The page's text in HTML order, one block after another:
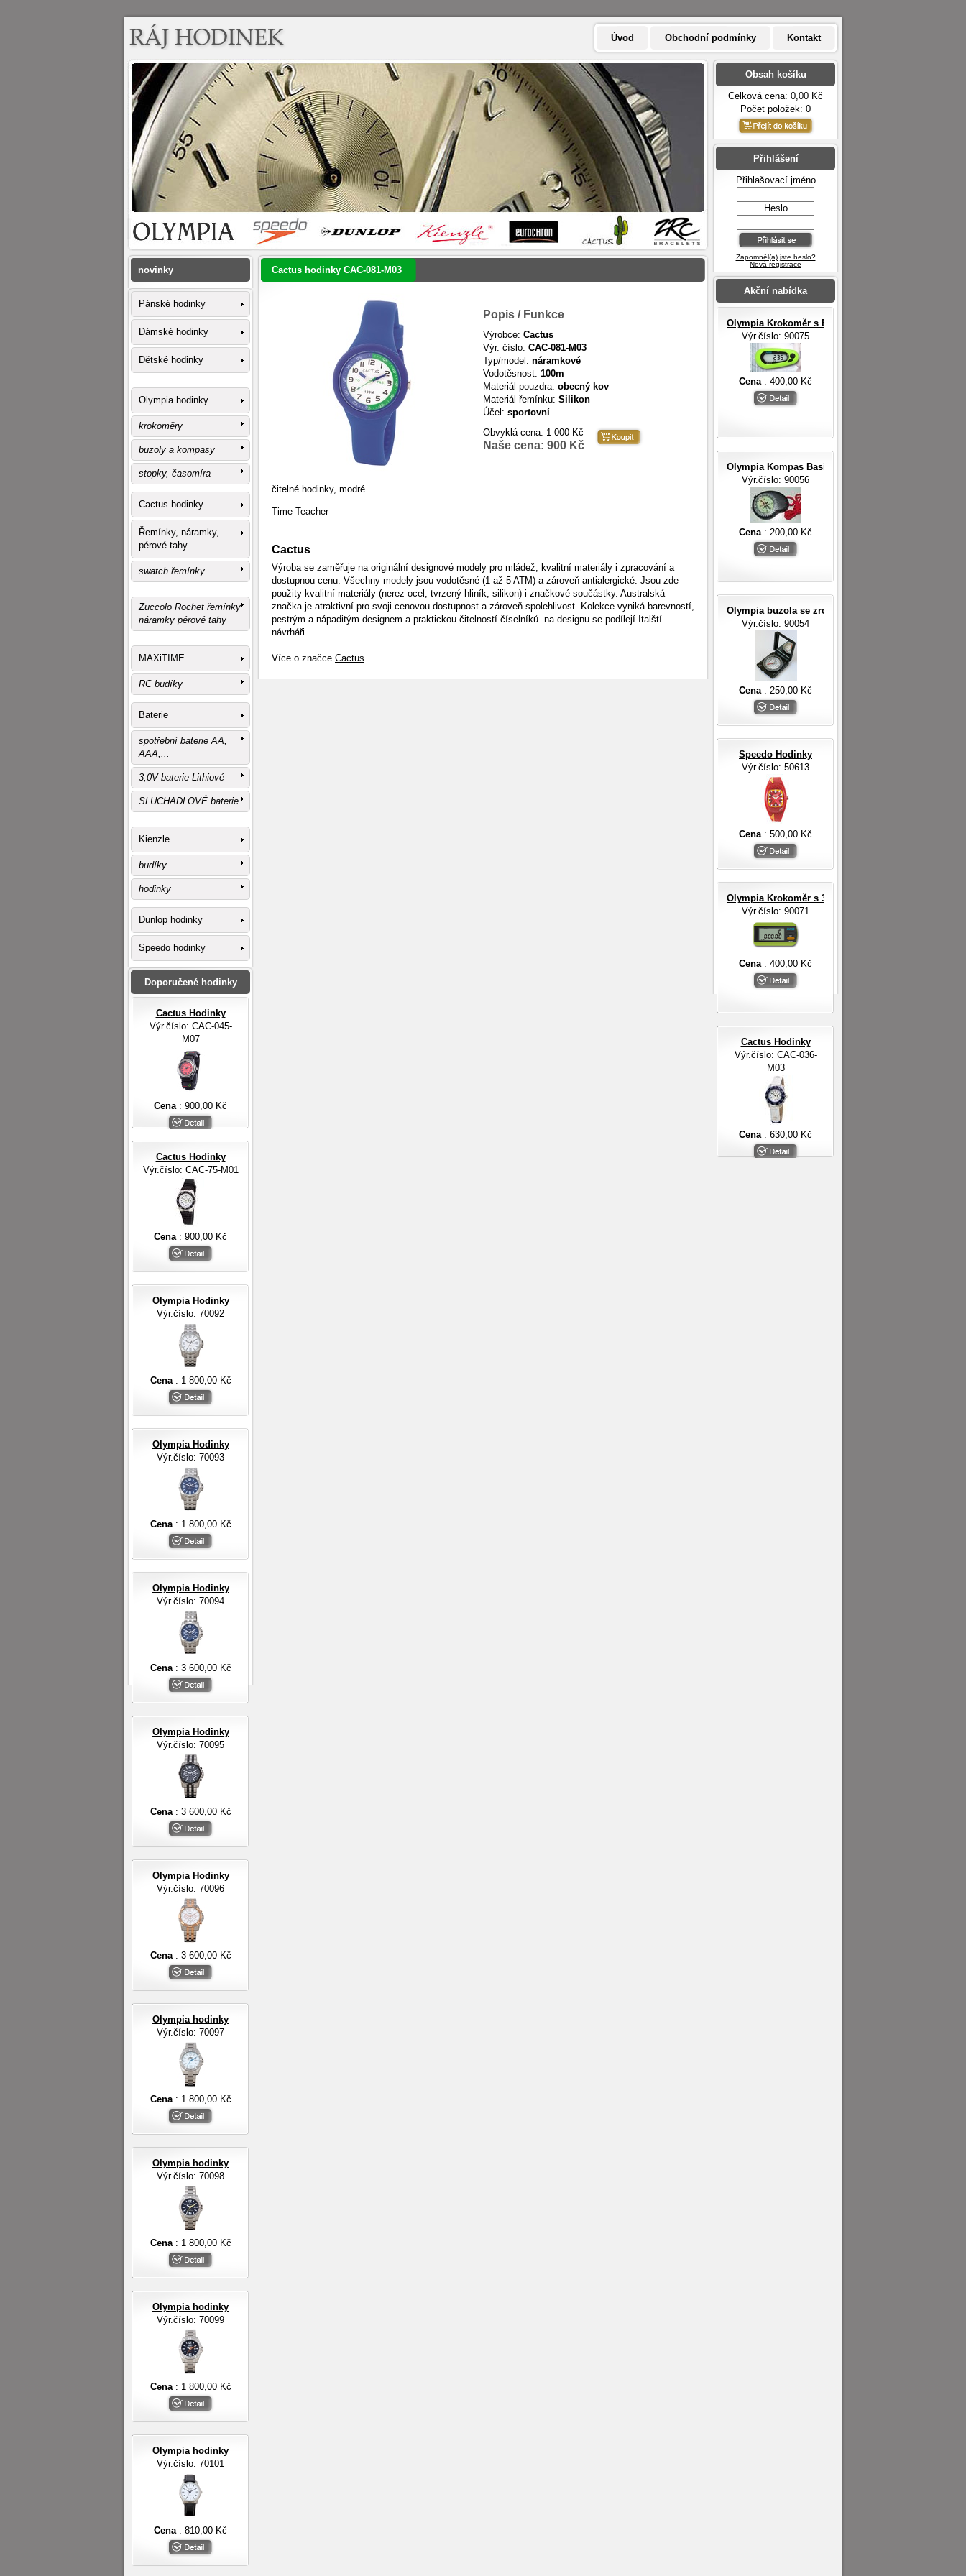
Cactus hodinky CAC-081-M03
Popis / Funkce
Výrobce: Cactus
Výr. číslo: CAC-081-M03
Typ/model: náramkové
Vodotěsnost: 100m
Materiál pouzdra: obecný kov
Materiál řemínku: Silikon
Účel: sportovní
Obvyklá cena:1 000 Kč
Naše cena: 900 Kč
čitelné hodinky, modré
Time-Teacher
Cactus
Výroba se zaměřuje na originální designové modely pro mládež, kvalitní materiály i zpracování a
dostupnou cenu. Všechny modely jsou vodotěsné (1 až 5 ATM) a zároveň antialergické. Jsou zde
použity kvalitní materiály (nerez ocel, tvrzený hliník, silikon) i značkové součástky. Australská
značka je atraktivní pro svoji cenovou dostupnost a zároveň spolehlivost. Kolekce vyniká barevností,
pestrým a nápaditým designem a praktickou čitelností číselníků. na designu se podílejí Italští
návrháři.
Více o značce Cactus
Obsah košíku
Celková cena: 0,00 Kč
Počet položek: 0
Přihlášení
Přihlašovací jméno
Heslo
Zapomněl(a) jste heslo?
Nová registrace
Akční nabídka
Olympia Krokoměr s EL osvětlením
Výr.číslo: 90075
Cena : 400,00 Kč
Olympia Kompas Basic s LED svítilnou
Výr.číslo: 90056
Cena : 200,00 Kč
Olympia buzola se zrcátkem otvírací
Výr.číslo: 90054
Cena : 250,00 Kč
Speedo Hodinky
Výr.číslo: 50613
Cena : 500,00 Kč
Olympia Krokoměr s 3-D digit.senzorem a EL
Výr.číslo: 90071
Cena : 400,00 Kč
Cactus Hodinky
Výr.číslo: CAC-036-
M03
Cena : 630,00 Kč
novinky
Pánské hodinky
Dámské hodinky
Dětské hodinky
Olympia hodinky
krokoměry
buzoly a kompasy
stopky, časomíra
Cactus hodinky
Řemínky, náramky,
pérové tahy
swatch řemínky
Zuccolo Rochet řemínky
náramky pérové tahy
MAXiTIME
RC budíky
Baterie
spotřební baterie AA,
AAA,...
3,0V baterie Lithiové
SLUCHADLOVÉ baterie
Kienzle
budíky
hodinky
Dunlop hodinky
Speedo hodinky
Doporučené hodinky
Cactus Hodinky
Výr.číslo: CAC-045-
M07
Cena : 900,00 Kč
Cactus Hodinky
Výr.číslo: CAC-75-M01
Cena : 900,00 Kč
Olympia Hodinky
Výr.číslo: 70092
Cena : 1 800,00 Kč
Olympia Hodinky
Výr.číslo: 70093
Cena : 1 800,00 Kč
Olympia Hodinky
Výr.číslo: 70094
Cena : 3 600,00 Kč
Olympia Hodinky
Výr.číslo: 70095
Cena : 3 600,00 Kč
Olympia Hodinky
Výr.číslo: 70096
Cena : 3 600,00 Kč
Olympia hodinky
Výr.číslo: 70097
Cena : 1 800,00 Kč
Olympia hodinky
Výr.číslo: 70098
Cena : 1 800,00 Kč
Olympia hodinky
Výr.číslo: 70099
Cena : 1 800,00 Kč
Olympia hodinky
Výr.číslo: 70101
Cena : 810,00 Kč
Úvod Obchodní podmínky Kontakt